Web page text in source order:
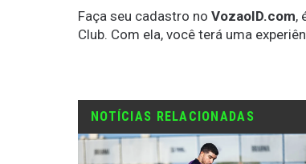
Faça seu cadastro no VozaoID.com,
Club. Com ela, você terá uma
NOTÍCIAS RELACIONADAS